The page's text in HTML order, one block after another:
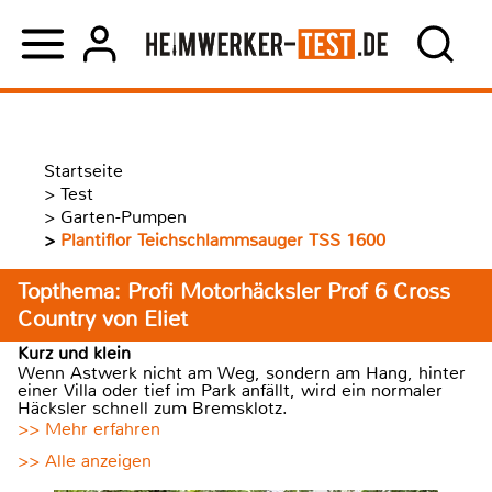
Startseite
> Test
> Garten-Pumpen
> Plantiflor Teichschlammsauger TSS 1600
Topthema: Profi Motorhäcksler Prof 6 Cross
Country von Eliet
Kurz und klein
Wenn Astwerk nicht am Weg, sondern am Hang, hinter
einer Villa oder tief im Park anfällt, wird ein normaler
Häcksler schnell zum Bremsklotz.
>> Mehr erfahren
>> Alle anzeigen